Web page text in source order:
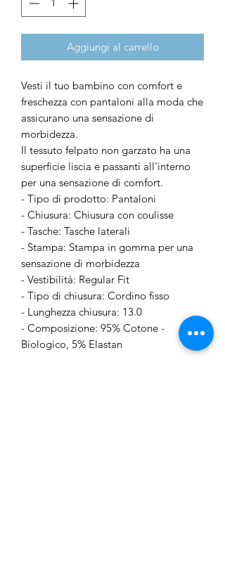
Aggiungi al carrello
Vesti il ​​tuo bambino con comfort e
freschezza con pantaloni alla moda che
assicurano una sensazione di
morbidezza.
Il tessuto felpato non garzato ha una
superficie liscia e passanti all'interno
per una sensazione di comfort.
- Tipo di prodotto: Pantaloni
- Chiusura: Chiusura con coulisse
- Tasche: Tasche laterali
- Stampa: Stampa in gomma per una
sensazione di morbidezza
- Vestibilità: Regular Fit
- Tipo di chiusura: Cordino fisso
- Lunghezza chiusura: 13.0
- Composizione: 95% Cotone -
Biologico, 5% Elastan